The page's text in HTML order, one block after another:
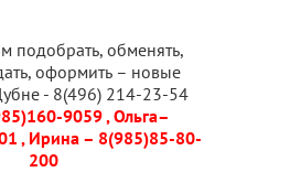
подобрать, обменять,
оформить – новые
- 8(496) 214-23-54
9059 , Ольга–
, Ирина – 8(985)85-80-
200